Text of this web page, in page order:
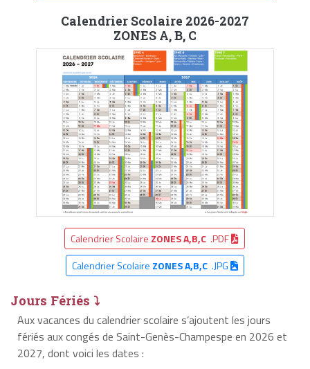
Calendrier Scolaire 2026-2027
ZONES A, B, C
Calendrier Scolaire ZONES A,B,C .PDF
Calendrier Scolaire ZONES A,B,C.JPG
Jours Fériés ⤵
Aux vacances du calendrier scolaire s’ajoutent les jours
fériés aux congés de Saint-Genès-Champespe en 2026 et
2027, dont voici les dates :